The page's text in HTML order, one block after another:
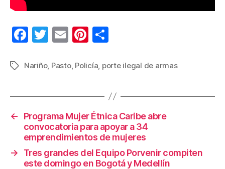
F
c
b
o
o
k
T
tt
E
ail
Pi
er
st
m
ar
tir
Etiquetas
Nariño, Pasto, Policía, porte ilegal de armas
←
Programa Mujer Étnica Caribe abre
convocatoria para apoyar a 34
emprendimientos de mujeres
→
Tres grandes del Equipo Porvenir compiten
este domingo en Bogotá y Medellín